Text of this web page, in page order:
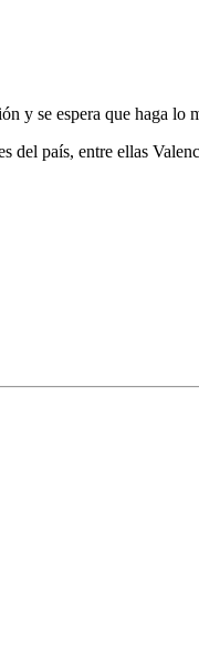
y se espera que haga lo
del país, entre ellas